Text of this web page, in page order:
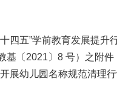
五”学前教育发展提升
〔2021〕8 号）之附件
幼儿园名称规范清理行